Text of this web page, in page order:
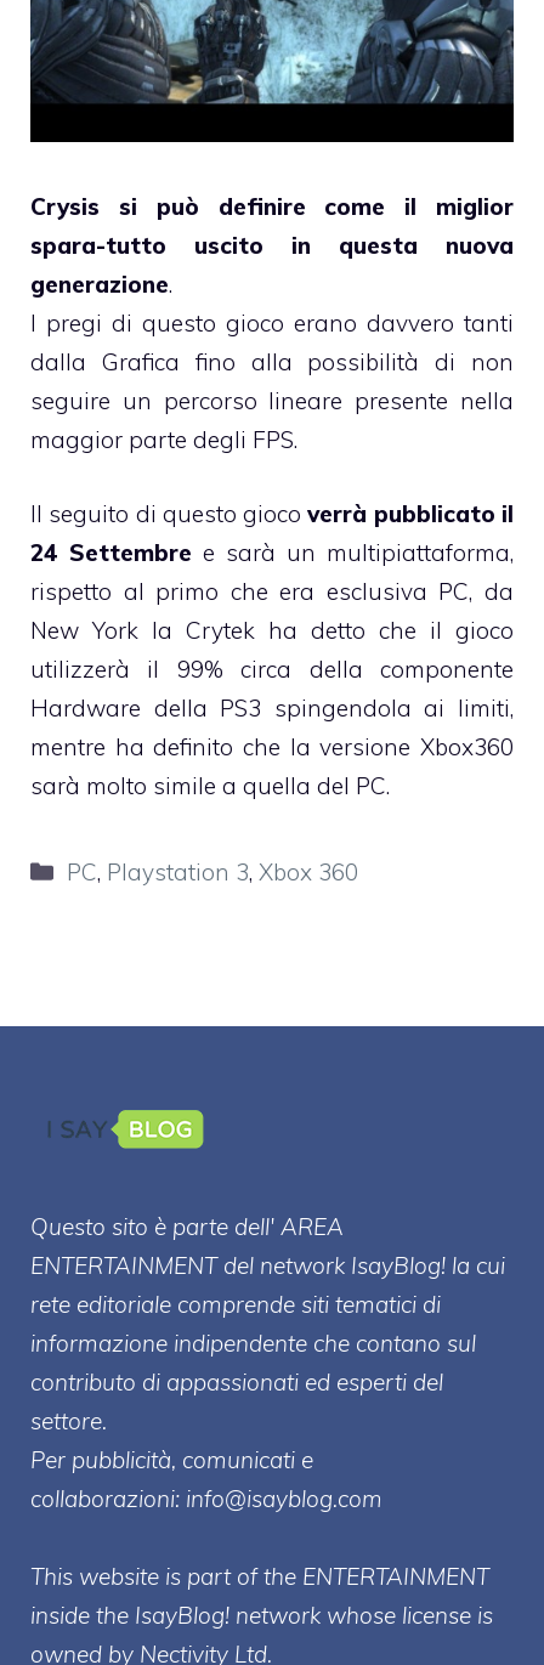
Crysis si può definire come il miglior
spara-tutto uscito in questa nuova
generazione.
I pregi di questo gioco erano davvero tanti
dalla Grafica fino alla possibilità di non
seguire un percorso lineare presente nella
maggior parte degli FPS.
Il seguito di questo giocoverrà pubblicato il
24 Settembre e sarà un multipiattaforma,
rispetto al primo che era esclusiva PC, da
New York la Crytek ha detto che il gioco
utilizzerà il 99% circa della componente
Hardware della PS3 spingendola ai limiti,
mentre ha definito che la versione Xbox360
sarà molto simile a quella del PC.
Categorie
PC, Playstation 3,Xbox 360
Questo sito è parte dell' AREA
ENTERTAINMENT del network IsayBlog! la cui
rete editoriale comprende siti tematici di
informazione indipendente che contano sul
contributo di appassionati ed esperti del
settore.
Per pubblicità, comunicati e
collaborazioni: info@isayblog.com
This website is part of the ENTERTAINMENT
inside the IsayBlog! network whose license is
owned by Nectivity Ltd.